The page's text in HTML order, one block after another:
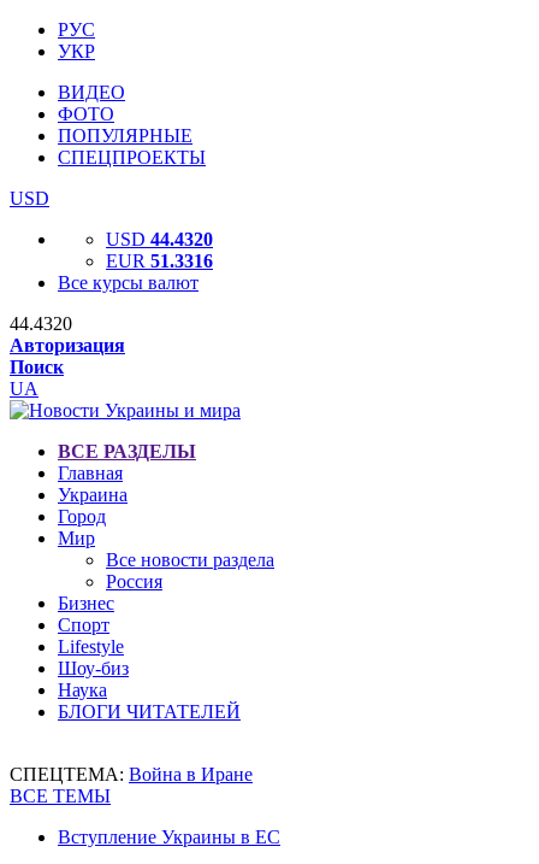
РУС
УКР
ВИДЕО
ФОТО
ПОПУЛЯРНЫЕ
СПЕЦПРОЕКТЫ
USD
USD 44.4320
EUR 51.3316
Все курсы валют
44.4320
Авторизация
Поиск
UA
ВСЕ РАЗДЕЛЫ
Главная
Украина
Город
Мир
Все новости раздела
Россия
Бизнес
Спорт
Lifestyle
Шоу-биз
Наука
БЛОГИ ЧИТАТЕЛЕЙ
СПЕЦТЕМА: Война в Иране
ВСЕ ТЕМЫ
Вступление Украины в ЕС